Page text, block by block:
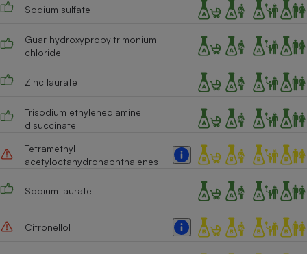
Sodium sulfate
Guar hydroxypropyltrimonium
chloride
Zinc laurate
Trisodium ethylenediamine
disuccinate
Tetramethyl
acetyloctahydronaphthalenes
Sodium laurate
Citronellol